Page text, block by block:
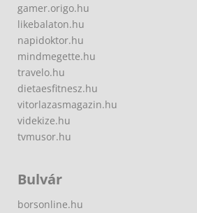
gamer.origo.hu
likebalaton.hu
napidoktor.hu
mindmegette.hu
travelo.hu
dietaesfitnesz.hu
vitorlazasmagazin.hu
videkize.hu
tvmusor.hu
Bulvár
borsonline.hu